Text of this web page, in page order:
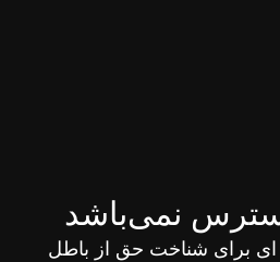
نمی‌باشد